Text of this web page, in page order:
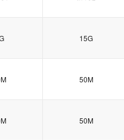
15G
50M
50M